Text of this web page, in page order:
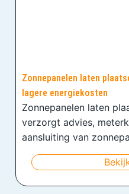
Zonnepanelen laten
lagere energiekosten
Zonnepanelen laten
verzorgt advies,
aansluiting van